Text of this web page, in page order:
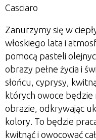
Casciaro
Zanurzymy się w
włoskiego lata i
pomocą pasteli
obrazy pełne życia i
słońcu, cyprysy,
których owoce
obrazie, odkrywając
kolory. To będzie
kwitnąć i owocować